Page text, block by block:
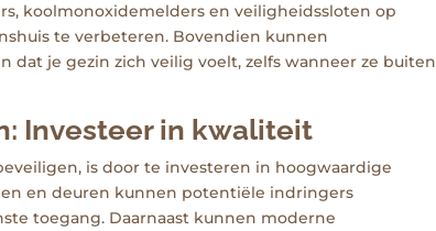
koolmonoxidemelders en veiligheidssloten op
te verbeteren. Bovendien kunnen
dat je gezin zich veilig voelt, zelfs wanneer ze buiten
Investeer in kwaliteit
is door te investeren in hoogwaardige
en deuren kunnen potentiële indringers
toegang. Daarnaast kunnen moderne